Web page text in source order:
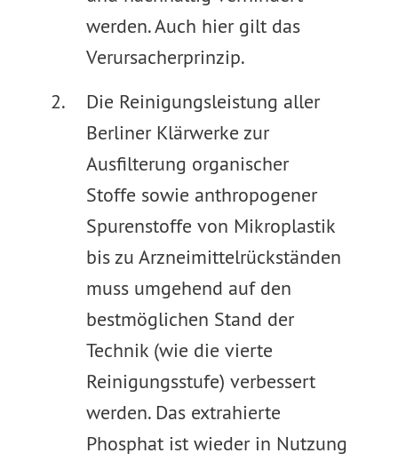
werden. Auch hier gilt das
Verursacherprinzip.
Die Reinigungsleistung aller
Berliner Klärwerke zur
Ausfilterung organischer
Stoffe sowie anthropogener
Spurenstoffe von Mikroplastik
bis zu Arzneimittelrückständen
muss umgehend auf den
bestmöglichen Stand der
Technik (wie die vierte
Reinigungsstufe) verbessert
werden. Das extrahierte
Phosphat ist wieder in Nutzung